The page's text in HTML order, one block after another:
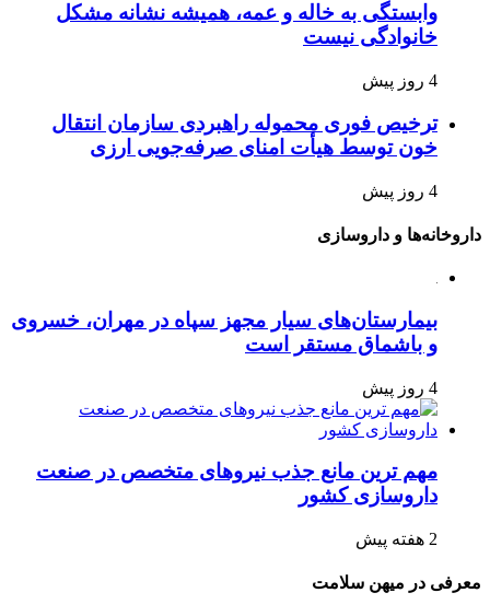
وابستگی به خاله و عمه، همیشه نشانه مشکل
خانوادگی نیست
4 روز پیش
ترخیص فوری محموله راهبردی سازمان انتقال
خون توسط هیأت امنای صرفه‌جویی ارزی
4 روز پیش
داروخانه‌ها و داروسازی
بیمارستان‌های سیار مجهز سپاه در مهران، خسروی
و باشماق مستقر است
4 روز پیش
مهم ترین مانع جذب نیروهای متخصص در صنعت
داروسازی کشور
2 هفته پیش
معرفی در میهن سلامت